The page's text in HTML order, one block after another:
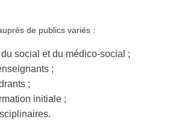
de publics variés :
social et du médico-social ;
;
;
initiale ;